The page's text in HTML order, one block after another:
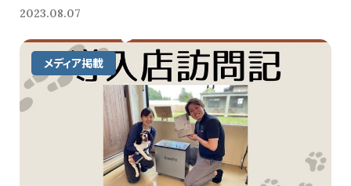
2023.08.07
メディア掲載